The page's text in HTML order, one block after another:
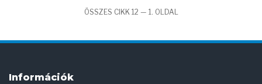
ÖSSZES CIKK 12 — 1. OLDAL
Információk